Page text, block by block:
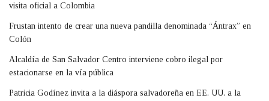
visita oficial a Colombia
Frustan intento de crear una nueva pandilla denominada “Ántrax” en
Colón
Alcaldía de San Salvador Centro interviene cobro ilegal por
estacionarse en la vía pública
Patricia Godínez invita a la diáspora salvadoreña en EE. UU. a la